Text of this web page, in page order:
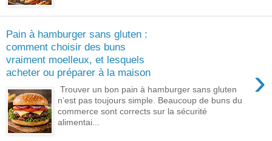
Pain à hamburger sans gluten :
comment choisir des buns
vraiment moelleux, et lesquels
acheter ou préparer à la maison
›
Trouver un bon pain à hamburger sans gluten
n’est pas toujours simple. Beaucoup de buns du
commerce sont corrects sur la sécurité
alimentai...